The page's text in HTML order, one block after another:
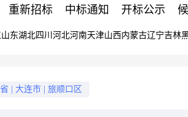
重新招标 中标通知 开标公示
山东湖北四川 河北河南天津山西内蒙古辽宁吉林
大连市 旅顺口区